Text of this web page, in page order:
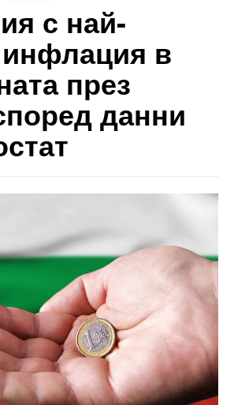
с най-
в
през
данни